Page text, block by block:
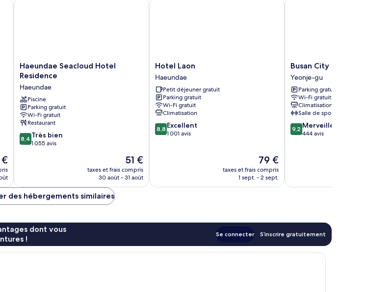
Haeundae
Seacloud
Residence
Haeundae
Haeundae Seacloud Hotel
Residence
Haeundae
Piscine
Parking gratuit
Wi-Fi gratuit
Restaurant
8.4
sur
8,4 Très bien
1 055 avis
Le
nouveau
prix
51 €
taxes et frais compris
30 août - 31 août
Hotel
Laon
Haeundae
Hotel Laon
Haeundae
Petit déjeuner gratuit
Parking gratuit
Wi-Fi gratuit
Climatisation
8.8
sur
8,8 Excellent
1 001 avis
Le
nouveau
prix
79 €
taxes et frais compris
1 sept. - 2 sept.
Busan
City
Hotel
Yeonje-
gu
Busan City Hotel
Yeonje-gu
Parking gratuit
Wi-Fi gratuit
Climatisation
Salle de sport
9.2
sur
9,2 Merveilleux
444 avis
des hébergements similaires
dont vous
!
Se connecter S’inscrire gratuitement